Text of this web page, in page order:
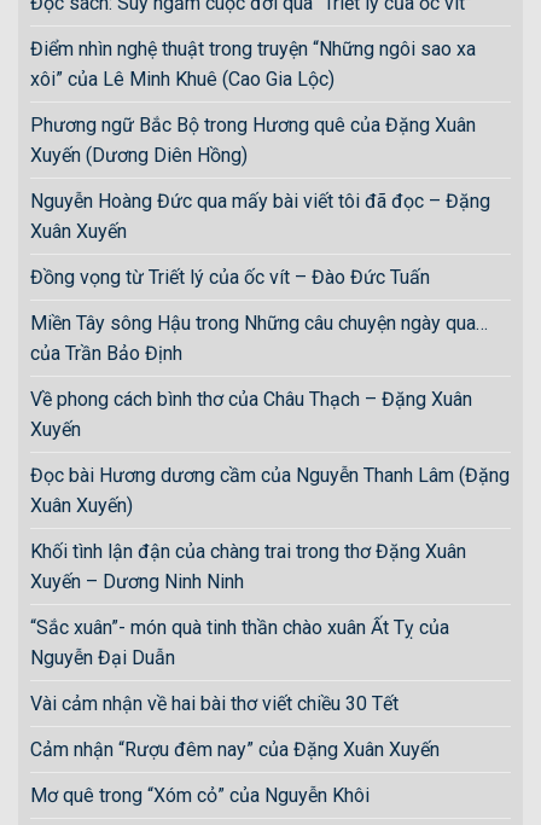
Điểm nhìn nghệ thuật trong truyện “Những ngôi sao xa
xôi” của Lê Minh Khuê (Cao Gia Lộc)
Phương ngữ Bắc Bộ trong Hương quê của Đặng Xuân
Xuyến (Dương Diên Hồng)
Nguyễn Hoàng Đức qua mấy bài viết tôi đã đọc – Đặng
Xuân Xuyến
Đồng vọng từ Triết lý của ốc vít – Đào Đức Tuấn
Miền Tây sông Hậu trong Những câu chuyện ngày qua…
của Trần Bảo Định
Về phong cách bình thơ của Châu Thạch – Đặng Xuân
Xuyến
Đọc bài Hương dương cầm của Nguyễn Thanh Lâm (Đặng
Xuân Xuyến)
Khối tình lận đận của chàng trai trong thơ Đặng Xuân
Xuyến – Dương Ninh Ninh
“Sắc xuân”- món quà tinh thần chào xuân Ất Tỵ của
Nguyễn Đại Duẫn
Vài cảm nhận về hai bài thơ viết chiều 30 Tết
Cảm nhận “Rượu đêm nay” của Đặng Xuân Xuyến
Mơ quê trong “Xóm cỏ” của Nguyễn Khôi